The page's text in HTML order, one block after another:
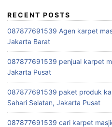
RECENT POSTS
087877691539 Agen karpet
Jakarta Barat
087877691539 penjual karpet
Jakarta Pusat
087877691539 paket produk
Sahari Selatan, Jakarta Pusat
087877691539 cari karpet